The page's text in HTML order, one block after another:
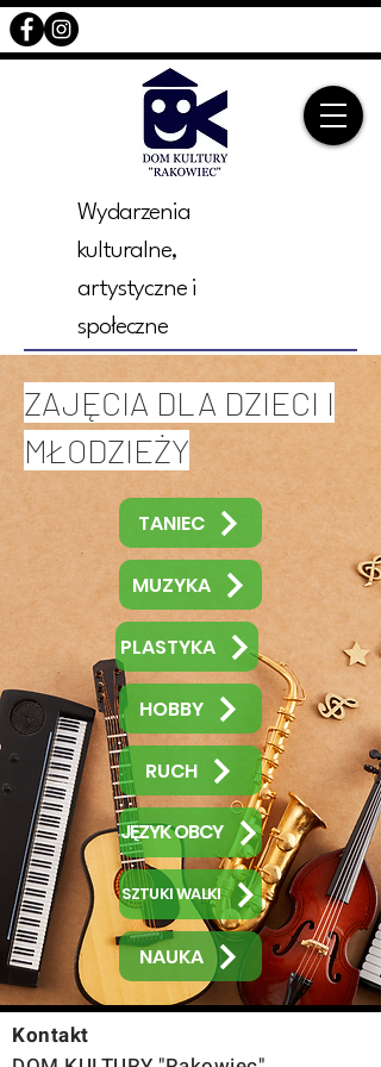
Wydarzenia
kulturalne,
artystyczne i
społeczne
ZAJĘCIA DLA DZIECI I
MŁODZIEŻY
TANIEC
MUZYKA
PLASTYKA
HOBBY
RUCH
JĘZYK OBCY
SZTUKI WALKI
NAUKA
Kontakt